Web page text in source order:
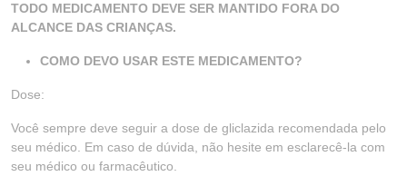
TODO MEDICAMENTO DEVE SER MANTIDO FORA DO
ALCANCE DAS CRIANÇAS.
COMO DEVO USAR ESTE MEDICAMENTO?
Dose:
Você sempre deve seguir a dose de gliclazida recomendada pelo
seu médico. Em caso de dúvida, não hesite em esclarecê-la com
seu médico ou farmacêutico.